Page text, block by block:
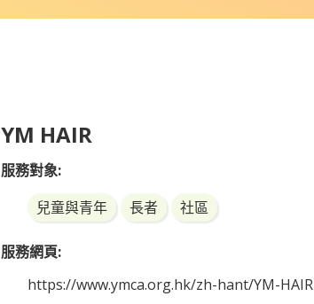
YM HAIR
服務對象:
兒童與青年
長者 社區
服務網頁:
https://www.ymca.org.hk/zh-hant/YM-HAIR